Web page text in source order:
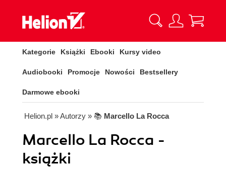
Kategorie Książki Ebooki Kursy video
Audiobooki Promocje Nowości Bestsellery
Darmowe ebooki
Helion.pl » Autorzy » 📚 Marcello La Rocca
Marcello La Rocca -
książki